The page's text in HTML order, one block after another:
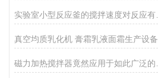
真空均质乳化机 膏霜乳液面霜生产设备